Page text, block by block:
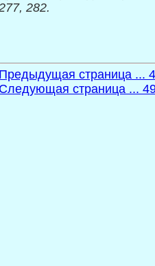
282.
Предыдущая страница ...
Следующая страница ...